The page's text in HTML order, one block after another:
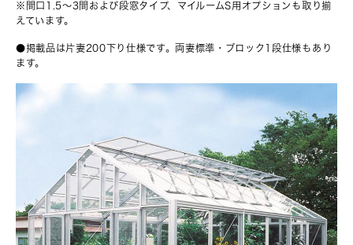
※間口1.5〜3間および段窓タイプ、マイルームS用オプションも取り揃
えています。
●掲載品は片妻200下り仕様です。両妻標準・ブロック1段仕様もあり
ます。